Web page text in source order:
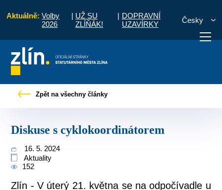
Aktuálně: Volby
2026
| UŽ SU
ZLÍŇÁK!
| DOPRAVNÍ
UZAVÍRKY
Česky
vyřídit Potřebuji zaplatit
Zpět na všechny články
Diskuse s cyklokoordinátorem
16. 5. 2024
Aktuality
152
Zlín - V úterý 21. května se na odpočívadle u